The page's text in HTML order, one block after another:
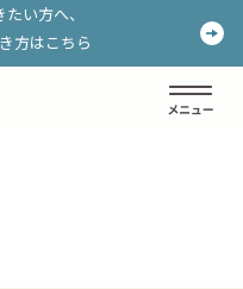
い方へ、
方はこちら
い方へ、
方はこちら